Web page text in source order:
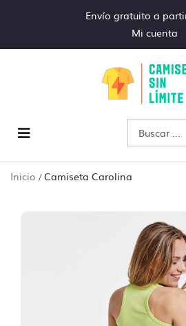
Envío gratuito a
Mi cuenta
Inicio /Camiseta Carolina